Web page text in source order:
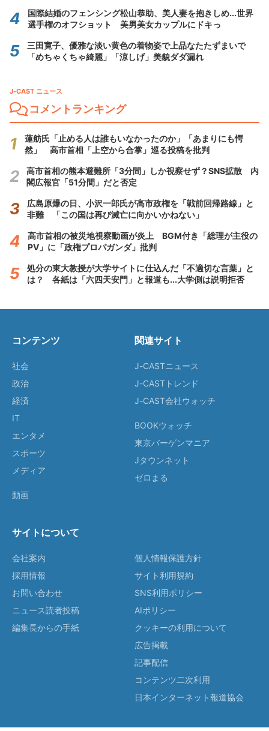
国際結婚のフェンシング松山恭助、美人妻を抱きしめ...世界
選手権のオフショット 美男美女カップルにドキっ
三田寛子、優雅な淡い黄色の着物姿で上品なたたずまいで
「めちゃくちゃ綺麗」「涼しげ」美貌ダダ漏れ
J-CAST ニュース
コメントランキング
蓮舫氏「止める人は誰もいなかったのか」「あまりにも愕
然」 高市首相「上空から合掌」巡る投稿を批判
高市首相の熊本避難所「3分間」しか視察せず？SNS拡散 内
閣広報官「51分間」だと否定
広島原爆の日、小沢一郎氏が高市政権を「戦前回帰路線」と
非難 「この国は再び滅亡に向かいかねない」
高市首相の被災地視察動画が炎上 BGM付き「総理が主役の
PV」に「政権プロパガンダ」批判
処分の東大教授が大学サイトに仕込んだ「不適切な言葉」と
は？ 各紙は「六四天安門」と報道も...大学側は説明拒否
コンテンツ
社会
政治
経済
IT
エンタメ
スポーツ
メディア
動画
関連サイト
J-CASTニュース
J-CASTトレンド
J-CAST会社ウォッチ
BOOKウォッチ
東京バーゲンマニア
Jタウンネット
ゼロまる
サイトについて
会社案内
採用情報
お問い合わせ
ニュース読者投稿
編集長からの手紙
個人情報保護方針
サイト利用規約
SNS利用ポリシー
AIポリシー
クッキーの利用について
広告掲載
記事配信
コンテンツ二次利用
日本インターネット報道協会